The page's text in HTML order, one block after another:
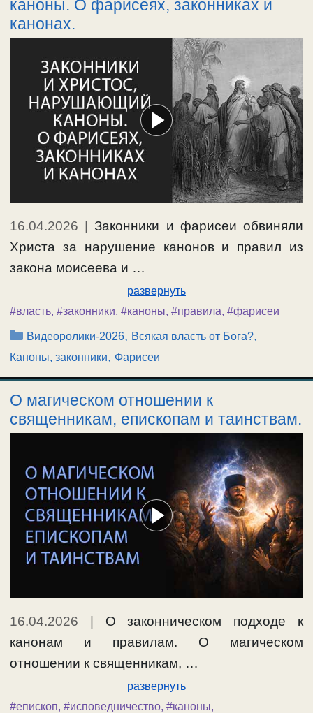
каноны. О фарисеях, законниках и
канонах.
16.04.2026 |Законники и фарисеи обвиняли
Христа за нарушение канонов и правил из
закона моисеева и …
развернуть
#власть, #законники, #каноны, #правила, #фарисеи
Рубрики
Видеоролики-2026, Всякая власть от Бога?,
Каноны, законники, Фарисеи
О магическом отношении к
священникам, епископам и таинствам.
16.04.2026 | О законническом подходе к
канонам и правилам. О магическом
отношении к священникам, …
развернуть
#епископ, #исповедничество, #каноны,